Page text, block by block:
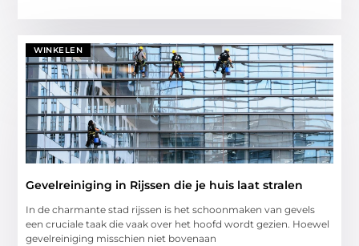
WINKELEN
Gevelreiniging in Rijssen die je huis laat stralen
In de charmante stad rijssen is het schoonmaken van gevels
een cruciale taak die vaak over het hoofd wordt gezien. Hoewel
gevelreiniging misschien niet bovenaan